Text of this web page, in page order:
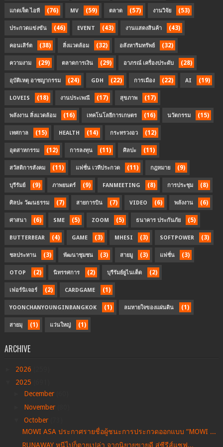
แกดเจ็ต ไอที (76) MV (59) ตลาด (57) งานวิจัย (53)
ประกวดแข่งขัน (46) EVENT (43) งานแสดงสินค้า (43)
คอนเสิร์ต (38) สิ่งแวดล้อม (32) อสังหาริมทรัพย์ (32)
ความงาม (29) ตลาดการเงิน (29) อาภรณ์ เครื่องประดับ (28)
อุบัติเหตุ อาชญากรรม (24) GDH (22) การเมือง (22) AI (19)
LOVEIS (18) งานประเพณี (17) สุขภาพ (17)
พลังงาน สิ่งแวดล้อม (16) เทคโนโลยีการเกษตร (16) นวัตกรรม (15)
เทศกาล (15) HEALTH (14) กระทรวงอว (12)
อุตสาหกรรม (12) การลงทุน (11) ศิลปะ (11)
สวัสดิการสังคม (11) แฟชั่น เวทีประกวด (11) กฎหมาย (9)
บุรีรัมย์ (9) ภาพยนตร์ (9) FANMEETING (8) การประชุม (8)
ศิลปะ วัฒนธรรม (7) สายการบิน (7) VIDEO (6) พลังงาน (6)
ศาสนา (6) SME (5) ZOOM (5) ธนาคาร ประกันภัย (5)
BUTTERBEAR (4) GAME (3) MHESI (3) SOFTPOWER (3)
ชลประทาน (3) พัฒนาชุมชน (3) สายมู (3) แฟชั่น (3)
OTOP (2) นิทรรศการ (2) บุรีรัมย์ยูไนเต็ด (2)
เฟอร์นิเจอร์ (2) CARDGAME (1)
YOONCHANYOUNGINBANGKOK (1) ลมหายใจของแผ่นดิน (1)
สายมุ (1) แว่นใหญ่ (1)
ARCHIVE
2026
2025
December
November
October
MOWI ASA ประกาศรายชื่อผู้ชนะการประกวดออกแบบ “MOWI ...
RUNAWAY หนีไปก็ตายเปล่า จากนิยายขายดี สู่ซีรีส์แซฟ...